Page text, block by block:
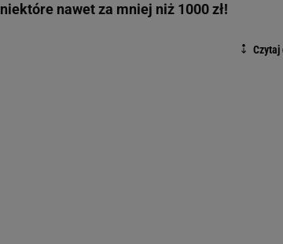
niektóre nawet za mniej niż 1000 zł!